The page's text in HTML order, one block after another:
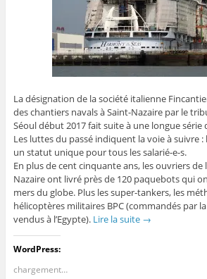
La désignation de la société italienne
des chantiers navals à Saint-Nazaire par le
Séoul début 2017 fait suite à une longue série
Les luttes du passé indiquent la voie à suivre
un statut unique pour tous les salarié-e-s.
En plus de cent cinquante ans, les ouvriers de
Nazaire ont livré près de 120 paquebots qui
mers du globe. Plus les super-tankers, les
hélicoptères militaires BPC (commandés par
vendus à l’Egypte). Lire la suite →
WordPress:
chargement…